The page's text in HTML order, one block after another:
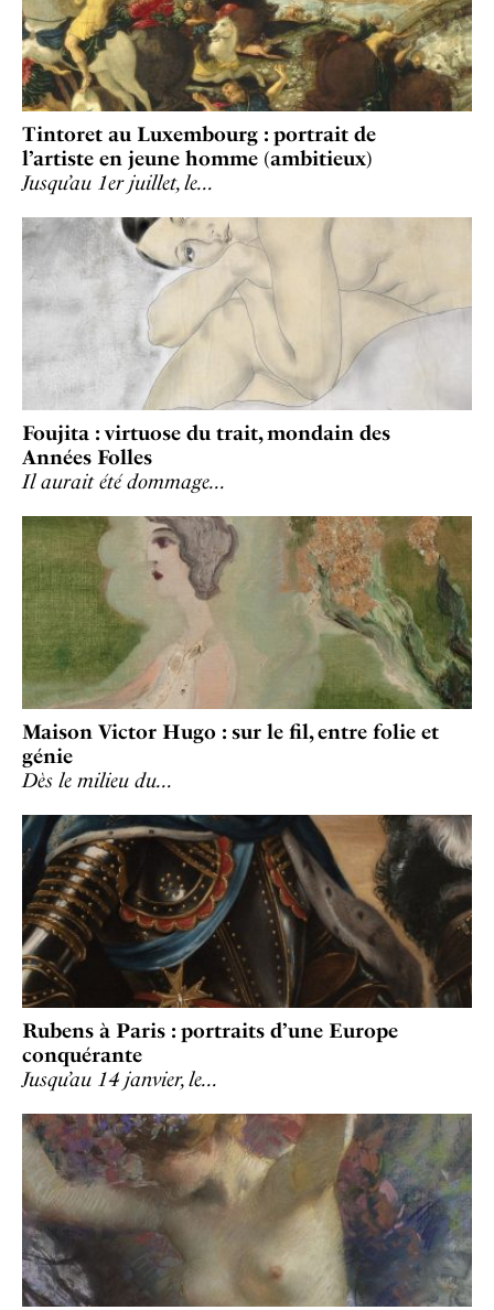
Tintoret au Luxembourg : portrait de
l’artiste en jeune homme (ambitieux)
Jusqu’au 1er juillet, le…
Foujita : virtuose du trait, mondain des
Années Folles
Il aurait été dommage…
Maison Victor Hugo : sur le fil, entre folie et
génie
Dès le milieu du…
Rubens à Paris : portraits d’une Europe
conquérante
Jusqu’au 14 janvier, le…